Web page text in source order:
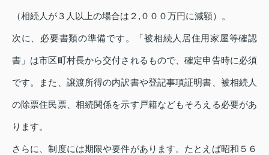
（相続人が３人以上の場合は２,０００万円に減額）。
次に、必要書類の準備です。「被相続人居住用家屋等確認
書」は市区町村長から交付されるもので、確定申告時に必須
です。また、譲渡所得の内訳書や登記事項証明書、被相続人
の除票住民票、相続関係を示す戸籍などもそろえる必要があ
ります。
さらに、制度には期限や要件があります。たとえば昭和５６